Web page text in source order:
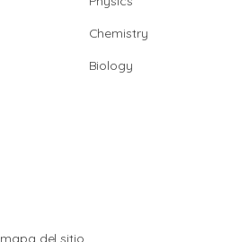
Chemistry
Biology
mapa del sitio